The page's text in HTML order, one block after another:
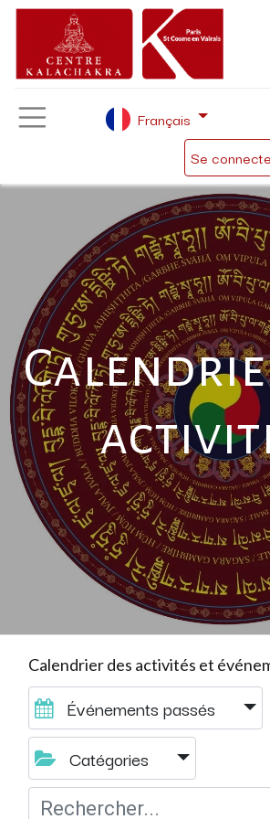
Se
Français
Calendrier des activités et
Événements passés
Catégories